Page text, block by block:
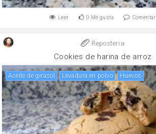
Leer 0 Me gusta Comentar
Reposteria
Cookies de harina de arroz
aceite de girasol levadura en polvo huevos